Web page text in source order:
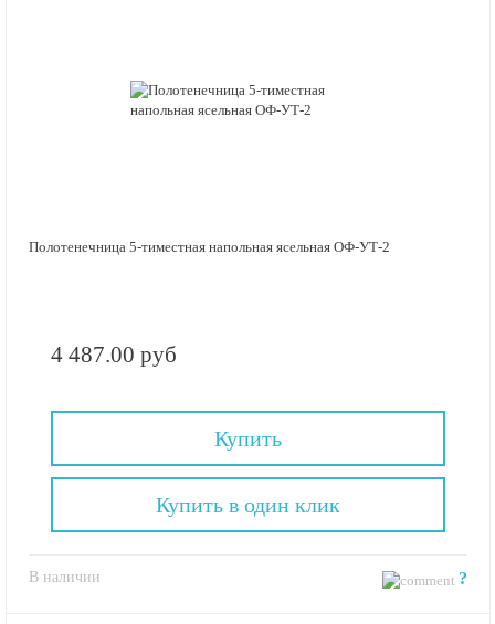
Полотенечница 5-тиместная напольная ясельная ОФ-УТ-2
4 487.00 руб
Купить
В наличии ?
Купить в один клик